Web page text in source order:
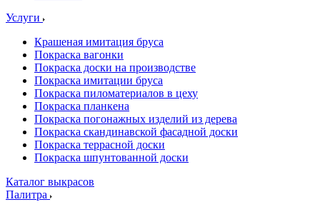
Услуги
Крашеная имитация бруса
Покраска вагонки
Покраска доски на производстве
Покраска имитации бруса
Покраска пиломатериалов в цеху
Покраска планкена
Покраска погонажных изделий из дерева
Покраска скандинавской фасадной доски
Покраска террасной доски
Покраска шпунтованной доски
Каталог выкрасов
Палитра